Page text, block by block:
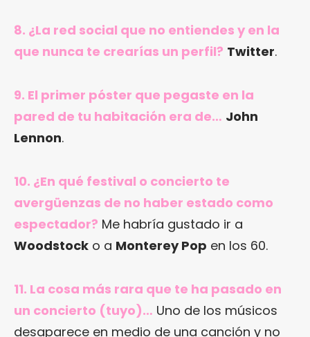
8. ¿La red social que no entiendes y en la
que nunca te crearías un perfil? Twitter.
9. El primer póster que pegaste en la
pared de tu habitación era de… John
Lennon.
10. ¿En qué festival o concierto te
avergüenzas de no haber estado como
espectador? Me habría gustado ir a
Woodstock o a Monterey Pop en los 60.
11. La cosa más rara que te ha pasado en
un concierto (tuyo)… Uno de los músicos
desaparece en medio de una canción y no